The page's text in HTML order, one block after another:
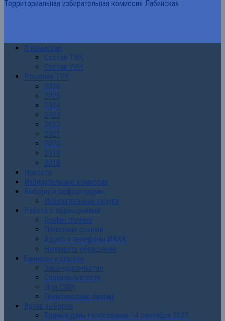
Территориальная избирательная комиссия Лабинская
О комиссии
Состав ТИК
Состав УИК
Решения ТИК
2026
2025
2024
2023
2022
2021
2020
2019
2018
Новости
Избирательные комиссии
Выборы и референдумы
Избирательные округа
Работа с обращениями
График приема
Полезные ссылки
Адрес и телефоны ИККК
Направить обращение
Баннеры и ссылки
Законодательство
Социальные сети
Для СМИ
Политические партии
Архив выборов
Единый день голосования 14 сентября 2025